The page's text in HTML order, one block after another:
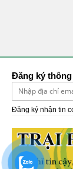
Đăng ký
Đăng ký nhận tin